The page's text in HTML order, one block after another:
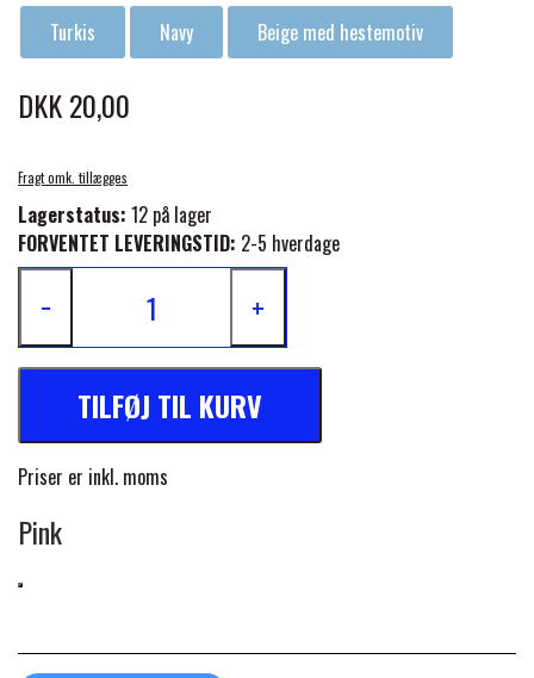
MONTÉ
PREMIER EQUINE GRIMER & TRÆKTOV
PREMIER EQUINE TRENSE & TILBEHØR
PREMIER EQUINE SADLER
PREMIER EQUINE SADEL TILBEHØR
PREMIER EQUINE SADELUNDERLAG
PREMIER EQUINE PADS
BESKYTTELSE
FENWICK LIQUID TITANIUM®
GP TACK
HAPPY MOUTH
HEVARI
Turkis Navy Beige med hestemotiv
DKK 20,00
Fragt omk. tillægges
Lagerstatus: 12 på lager
FORVENTET LEVERINGSTID: 2-5 hverdage
− +
TILFØJ TIL KURV
Priser er inkl. moms
Pink